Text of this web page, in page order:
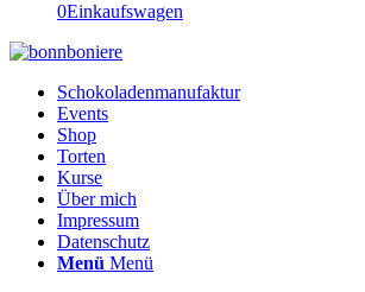
0Einkaufswagen
Schokoladenmanufaktur
Events
Shop
Torten
Kurse
Über mich
Impressum
Datenschutz
Menü Menü